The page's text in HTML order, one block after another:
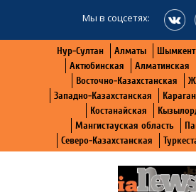
Мы в соцсетях:
Нур-Султан Алматы Шымкент
Актюбинская
Алматинская
Восточно-Казахстанская
Западно-Казахстанская
Костанайская
Мангистауская область
Северо-Казахстанская